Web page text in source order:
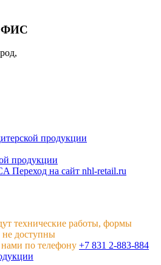
продукции
продукции
Переход на сайт nhl-retail.ru
технические работы, формы
не доступны
по телефону +7 831 2-883-884